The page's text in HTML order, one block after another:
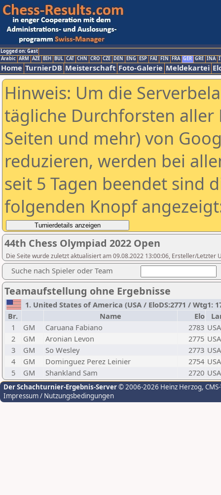
Logged on: Gast
Arabic ARM AZE BIH BUL CAT CHN CRO CZE DEN ENG ESP FAI FIN FRA GER GRE INA
Home TurnierDB Meisterschaft Foto-Galerie Meldekartei
Hinweis: Um die
tägliche Durchforsten aller
Seiten und mehr) von
reduzieren, werden bei
seit 5 Tagen beendet sind
folgenden Knopf
44th Chess Olympiad 2022 Open
Die Seite wurde zuletzt aktualisiert am 09.08.2022 13:00:06, Ersteller/Letzter
Suche nach Spieler oder Team
Teamaufstellung ohne Ergebnisse
1. United States of America (USA / EloDS:2771 / Wtg1:
Br.
Name Elo
1
GM Caruana Fabiano 2783 USA
2
GM Aronian Levon 2775 USA
3
GM So Wesley 2773 USA
4
GM Dominguez Perez Leinier 2754 USA
5
GM Shankland Sam 2720 USA
Der Schachturnier-Ergebnis-Server© 2006-2026 Heinz Herzog,
Impressum / Nutzungsbedingungen